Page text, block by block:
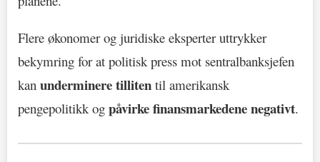
Flere økonomer og juridiske eksperter uttrykker
bekymring for at politisk press mot sentralbanksjefen
kan underminere tilliten til amerikansk
pengepolitikk og påvirke finansmarkedene negativt.